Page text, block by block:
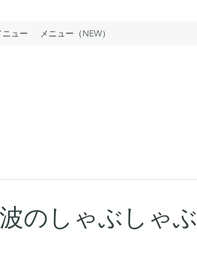
ニュー メニュー（NEW）
のしゃぶしゃぶ